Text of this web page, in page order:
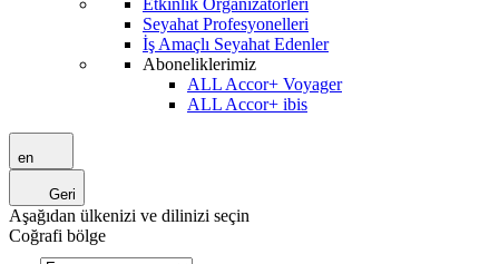
Etkinlik Organizatörleri
Seyahat Profesyonelleri
İş Amaçlı Seyahat Edenler
Aboneliklerimiz
ALL Accor+ Voyager
ALL Accor+ ibis
en
Geri
Aşağıdan ülkenizi ve dilinizi seçin
Coğrafi bölge